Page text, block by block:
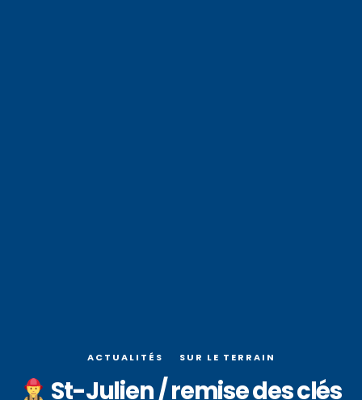
ACTUALITÉS SUR LE TERRAIN
St-Julien / remise des clés